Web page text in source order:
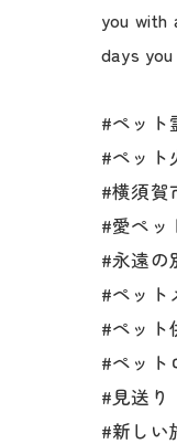
you with
days
#ペット
#ペット
#横須賀
#愛ペッ
#永遠の
#ペット
#ペット
#ペット
#見送り
#新しい